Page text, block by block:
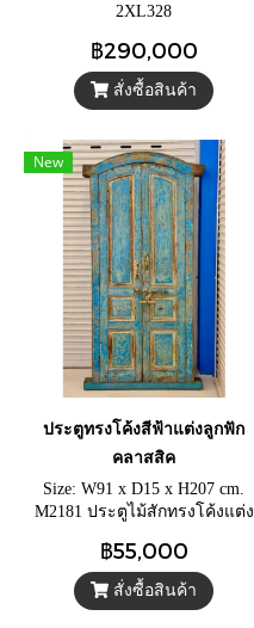
2XL328
฿290,000
สั่งซื้อสินค้า
New
ประตูทรงโค้งสีฟ้าแต่งลูกฟัก
คลาสสิค
Size: W91 x D15 x H207 cm.
M2181 ประตูไม้สักทรงโค้งแต่ง
สีฟ้าวินเทจถลอกเก่า พร้อมมือ
จับและกลอนยาวทองเหลือง
฿55,000
สั่งซื้อสินค้า